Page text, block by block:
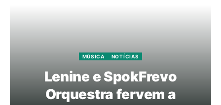
MÚSICA NOTÍCIAS
Lenine e SpokFrevo
Orquestra fervem a